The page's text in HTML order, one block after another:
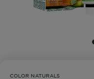
COLOR NATURALS